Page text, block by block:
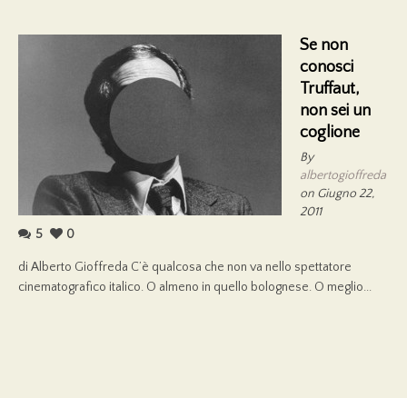
Se non
conosci
Truffaut,
non sei un
coglione
By
albertogioffreda
on Giugno 22,
2011
5
0
di Alberto Gioffreda C’è qualcosa che non va nello spettatore
cinematografico italico. O almeno in quello bolognese. O meglio...